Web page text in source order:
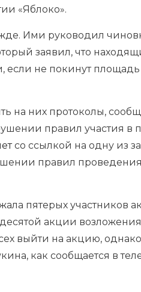
«Яблоко».
Ими руководил
заявил, что
если не покинут площадь
на них протоколы,
правил участия в
со ссылкой на одну из
правил
пятерых участников
акции
выйти на акцию,
как сообщается в